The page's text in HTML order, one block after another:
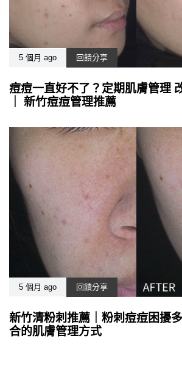
5 個月 ago 回饋分享
痘痘一直好不了？定期肌膚管理
｜ 新竹痘痘管理推薦
5 個月 ago 回饋分享
新竹清粉刺推薦｜粉刺痘痘困擾
合的肌膚管理方式